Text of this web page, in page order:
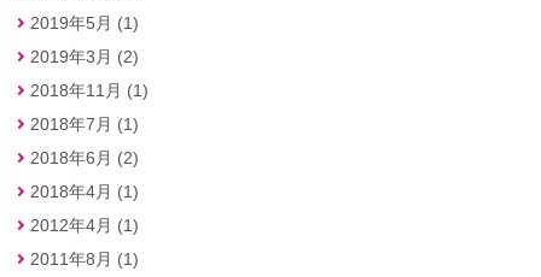
2019年5月 (1)
2019年3月 (2)
2018年11月 (1)
2018年7月 (1)
2018年6月 (2)
2018年4月 (1)
2012年4月 (1)
2011年8月 (1)